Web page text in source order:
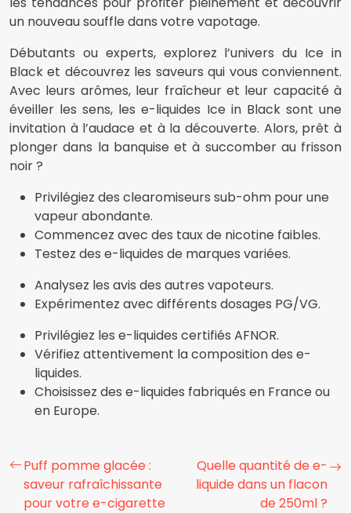
un nouveau souffle dans votre vapotage.
Débutants ou experts, explorez l’univers du Ice in
Black et découvrez les saveurs qui vous conviennent.
Avec leurs arômes, leur fraîcheur et leur capacité à
éveiller les sens, les e-liquides Ice in Black sont une
invitation à l’audace et à la découverte. Alors, prêt à
plonger dans la banquise et à succomber au frisson
noir ?
Privilégiez des clearomiseurs sub-ohm pour une
vapeur abondante.
Commencez avec des taux de nicotine faibles.
Testez des e-liquides de marques variées.
Analysez les avis des autres vapoteurs.
Expérimentez avec différents dosages PG/VG.
Privilégiez les e-liquides certifiés AFNOR.
Vérifiez attentivement la composition des e-
liquides.
Choisissez des e-liquides fabriqués en France ou
en Europe.
Puff pomme glacée :
saveur rafraîchissante
pour votre e-cigarette
Quelle quantité de e-
liquide dans un flacon
de 250ml ?